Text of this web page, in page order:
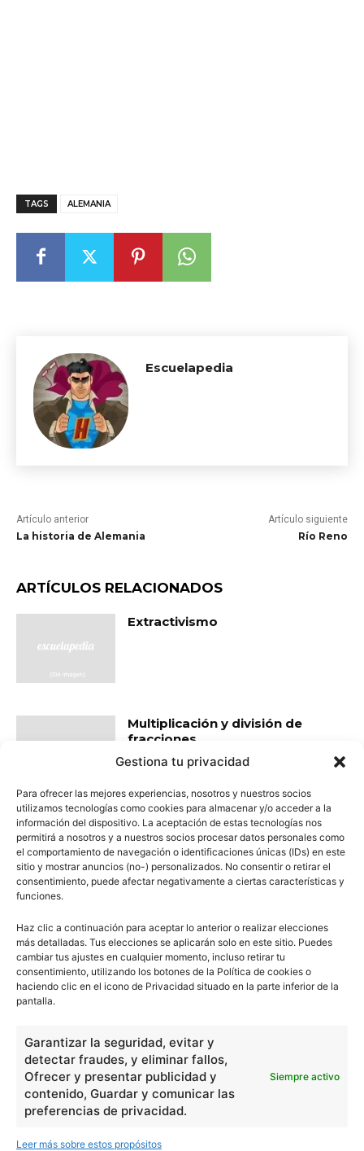
Gestiona tu privacidad
Para ofrecer las mejores experiencias, nosotros y nuestros socios
utilizamos tecnologías como cookies para almacenar y/o acceder a la
información del dispositivo. La aceptación de estas tecnologías nos
permitirá a nosotros y a nuestros socios procesar datos personales como
el comportamiento de navegación o identificaciones únicas (IDs) en este
sitio y mostrar anuncios (no-) personalizados. No consentir o retirar el
consentimiento, puede afectar negativamente a ciertas características y
funciones.
Haz clic a continuación para aceptar lo anterior o realizar elecciones
más detalladas. Tus elecciones se aplicarán solo en este sitio. Puedes
cambiar tus ajustes en cualquier momento, incluso retirar tu
consentimiento, utilizando los botones de la Política de cookies o
haciendo clic en el icono de Privacidad situado en la parte inferior de la
pantalla.
Garantizar la seguridad, evitar y
detectar fraudes, y eliminar fallos,
Ofrecer y presentar publicidad y
contenido, Guardar y comunicar las
preferencias de privacidad.
Siempre activo
Leer más sobre estos propósitos
TAGS ALEMANIA
Escuelapedia
Artículo anterior
La historia de Alemania
Artículo siguiente
Río Reno
ARTÍCULOS RELACIONADOS
Extractivismo
Multiplicación y división de
fracciones
Características de los planetas
Constitución del mundo
material
- Publicidad -